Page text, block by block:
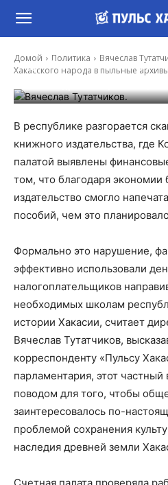
Домой Политика
Вячеслав
Хакасского народа в пыльные
дух Хакасского народа
В республике разгорается
книжного издательства, где
палатой выявлены
том, что благодаря
издательство смогло
пособий, чем это
Формально это нарушение,
эффективно использовали
налогоплательщиков
необходимых школам
истории Хакасии, считает
Вячеслав Тутатчиков,
корреспонденту «Пульсу
парламентария, этот
поводом для того, чтобы
заинтересовалось по-
проблемой сохранения
наследия древней земли